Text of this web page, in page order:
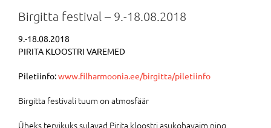
Birgitta festival – 9.-18.08.2018
9.-18.08.2018
PIRITA KLOOSTRI VAREMED
Piletiinfo:www.filharmoonia.ee/birgitta/piletiinfo
Birgitta festivali tuum on atmosfäär
Üheks tervikuks sulavad Pirita kloostri asukohavaim ning